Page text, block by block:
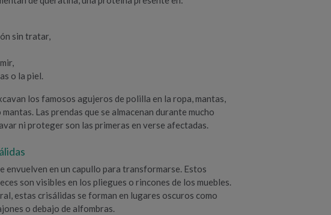
sin tratar,
o la piel.
los famosos agujeros de polilla en la ropa, mantas,
Las prendas que se almacenan durante mucho
ni proteger son las primeras en verse afectadas.
envuelven en un capullo para transformarse. Estos
son visibles en los pliegues o rincones de los muebles.
estas crisálidas se forman en lugares oscuros como
o debajo de alfombras.